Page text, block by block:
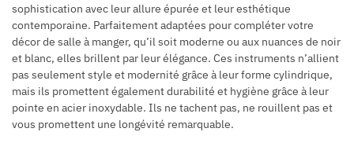
sophistication avec leur allure épurée et leur esthétique
contemporaine. Parfaitement adaptées pour compléter votre
décor de salle à manger, qu’il soit moderne ou aux nuances de noir
et blanc, elles brillent par leur élégance. Ces instruments n’allient
pas seulement style et modernité grâce à leur forme cylindrique,
mais ils promettent également durabilité et hygiène grâce à leur
pointe en acier inoxydable. Ils ne tachent pas, ne rouillent pas et
vous promettent une longévité remarquable.